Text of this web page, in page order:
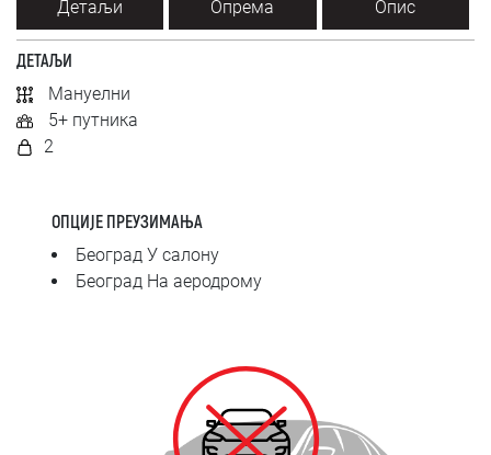
SRPSKI
СРПСКИ
ENGLISH
Детаљи Опрема Опис
ДЕТАЉИ
Мануелни
5+ путника
2
ОПЦИЈЕ ПРЕУЗИМАЊА
Београд У салону
Београд На аеродрому